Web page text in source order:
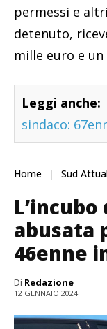
permessi e
detenuto,
mille euro e
Leggi anche:
sindaco:
Home Sud
abusata
46enne
Di Redazione
12 GENNAIO 2024